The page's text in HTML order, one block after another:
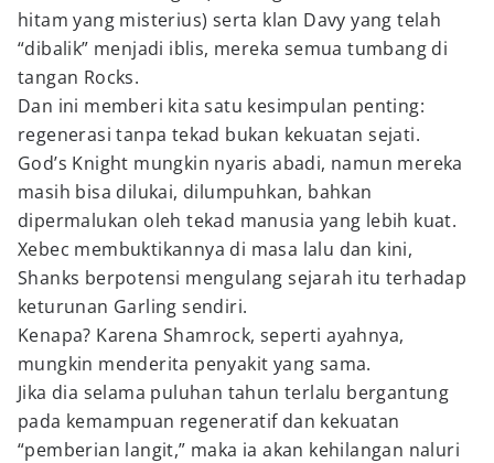
hitam yang misterius) serta klan Davy yang telah
“dibalik” menjadi iblis, mereka semua tumbang di
tangan Rocks.
Dan ini memberi kita satu kesimpulan penting:
regenerasi tanpa tekad bukan kekuatan sejati.
God’s Knight mungkin nyaris abadi, namun mereka
masih bisa dilukai, dilumpuhkan, bahkan
dipermalukan oleh tekad manusia yang lebih kuat.
Xebec membuktikannya di masa lalu dan kini,
Shanks berpotensi mengulang sejarah itu terhadap
keturunan Garling sendiri.
Kenapa? Karena Shamrock, seperti ayahnya,
mungkin menderita penyakit yang sama.
Jika dia selama puluhan tahun terlalu bergantung
pada kemampuan regeneratif dan kekuatan
“pemberian langit,” maka ia akan kehilangan naluri